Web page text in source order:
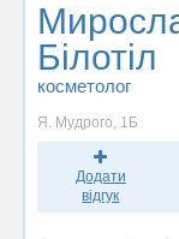
Білотіл
косметолог
Я. Мудрого, 1Б
Додати
відгук